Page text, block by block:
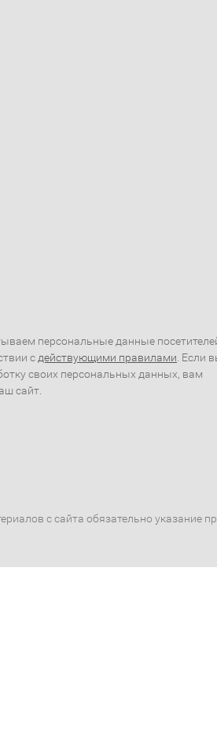
персональные данные
с действующими правилами . Если
своих персональных данных, вам
сайт.
с сайта обязательно указание